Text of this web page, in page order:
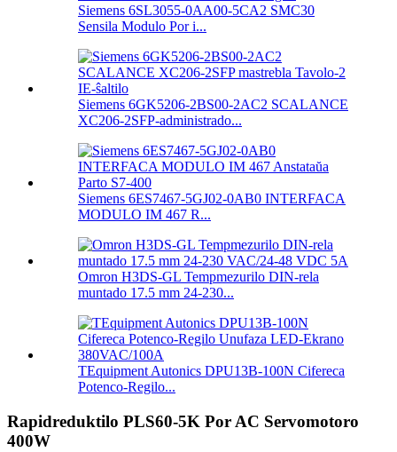
Siemens 6SL3055-0AA00-5CA2 SMC30
Sensila Modulo Por i...
Siemens 6GK5206-2BS00-2AC2 SCALANCE
XC206-2SFP-administrado...
Siemens 6ES7467-5GJ02-0AB0 INTERFACA
MODULO IM 467 R...
Omron H3DS-GL Tempmezurilo DIN-rela
muntado 17.5 mm 24-230...
TEquipment Autonics DPU13B-100N Cifereca
Potenco-Regilo...
Rapidreduktilo PLS60-5K Por AC Servomotoro
400W